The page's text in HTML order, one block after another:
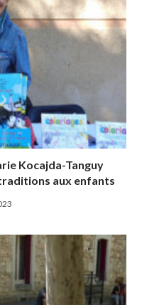
Kocajda-Tanguy
aux enfants